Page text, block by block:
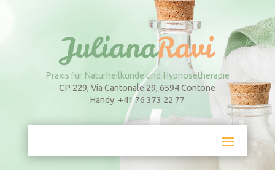
Praxis für Naturheilkunde und Hypnosetherapie
CP 229, Via Cantonale 29, 6594 Contone
Handy: +41 76 373 22 77